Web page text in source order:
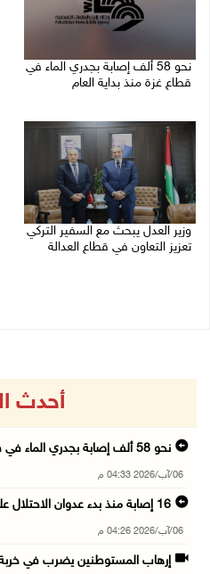
نحو 58 ألف إصابة بجدري الماء في
قطاع غزة منذ بداية العام
وزير العدل يبحث مع السفير التركي
تعزيز التعاون في قطاع العدالة
أحدث
نحو 58 ألف إصابة بجدري الماء في قطاع غزة منذ ...
06/آب/2026 04:33 م
16 إصابة منذ بدء عدوان الاحتلال على مخيم قلند ...
06/آب/2026 04:26 م
إرهاب المستوطنين يضرب في خربة